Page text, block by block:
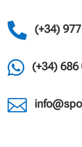
 (+34)
 (+34) 686
